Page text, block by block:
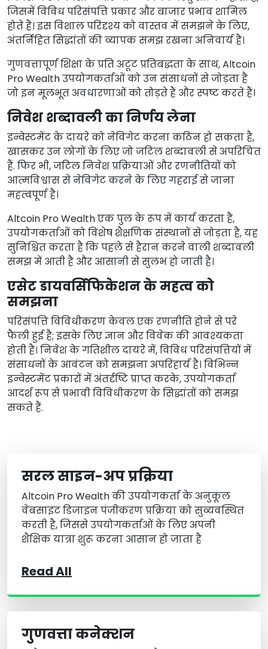
जिसमें विविध परिसंपत्ति प्रकार और बाजार प्रभाव शामिल
होते हैं। इस विशाल परिदृश्य को वास्तव में समझने के लिए,
अंतर्निहित सिद्धांतों की व्यापक समझ रखना अनिवार्य है।
गुणवत्तापूर्ण शिक्षा के प्रति अटूट प्रतिबद्धता के साथ, Altcoin
Pro Wealth उपयोगकर्ताओं को उन संसाधनों से जोड़ता है
जो इन मूलभूत अवधारणाओं को तोड़ते हैं और स्पष्ट करते हैं।
निवेश शब्दावली का निर्णय लेना
इन्वेस्टमेंट के दायरे को नेविगेट करना कठिन हो सकता है,
खासकर उन लोगों के लिए जो जटिल शब्दावली से अपरिचित
हैं. फिर भी, जटिल निवेश प्रक्रियाओं और रणनीतियों को
आत्मविश्वास से नेविगेट करने के लिए गहराई से जाना
महत्वपूर्ण है।
Altcoin Pro Wealth एक पुल के रूप में कार्य करता है,
उपयोगकर्ताओं को विशेष शैक्षणिक संस्थानों से जोड़ता है, यह
सुनिश्चित करता है कि पहले से हैरान करने वाली शब्दावली
समझ में आती है और आसानी से सुलभ हो जाती है।
एसेट डायवर्सिफिकेशन के महत्व को
समझना
परिसंपत्ति विविधीकरण केवल एक रणनीति होने से परे
फैली हुई है; इसके लिए ज्ञान और विवेक की आवश्यकता
होती है। निवेश के गतिशील दायरे में, विविध परिसंपत्तियों में
संसाधनों के आवंटन को समझना अपरिहार्य है। विभिन्न
इन्वेस्टमेंट प्रकारों में अंतर्दृष्टि प्राप्त करके, उपयोगकर्ता
आदर्श रूप से प्रभावी विविधीकरण के सिद्धांतों को समझ
सकते हैं.
सरल साइन-अप प्रक्रिया
Altcoin Pro Wealth की उपयोगकर्ता के अनुकूल
वेबसाइट डिजाइन पंजीकरण प्रक्रिया को सुव्यवस्थित
करती है, जिससे उपयोगकर्ताओं के लिए अपनी
शैक्षिक यात्रा शुरू करना आसान हो जाता है
Read All
गुणवत्ता कनेक्शन